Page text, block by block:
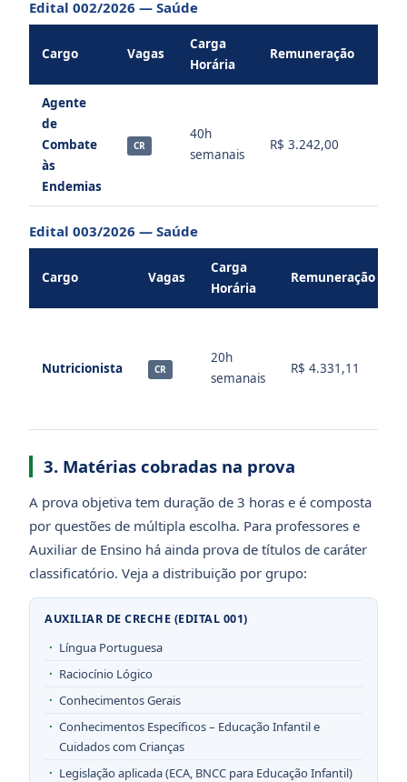
Edital 002/2026 — Saúde
Cargo Vagas
Carga
Horária
Remuneração
Agente
de
Combate
às
Endemias
CR
40h
semanais
R$ 3.242,00
Edital 003/2026 — Saúde
Cargo Vagas
Carga
Horária
Remuneração
Nutricionista CR
20h
semanais
R$ 4.331,11
3. Matérias cobradas na prova
A prova objetiva tem duração de 3 horas e é composta
por questões de múltipla escolha. Para professores e
Auxiliar de Ensino há ainda prova de títulos de caráter
classificatório. Veja a distribuição por grupo:
AUXILIAR DE CRECHE (EDITAL 001)
Língua Portuguesa
Raciocínio Lógico
Conhecimentos Gerais
Conhecimentos Específicos – Educação Infantil e
Cuidados com Crianças
Legislação aplicada (ECA, BNCC para Educação Infantil)